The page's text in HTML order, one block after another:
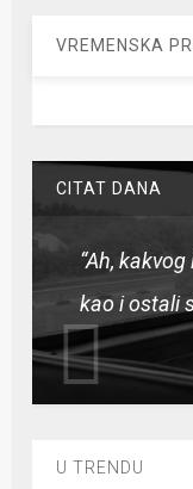
VREMENSKA
CITAT DANA
“Ah,
kao i ostali
U TRENDU